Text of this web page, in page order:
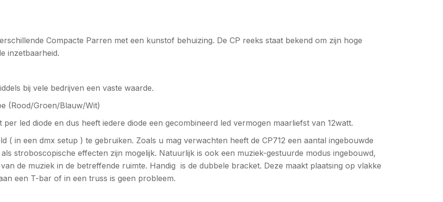
Compacte Parren met een kunstof behuizing. De CP reeks staat bekend om zijn hoge
inzetbaarheid.
bij vele bedrijven een vaste waarde.
(Rood/Groen/Blauw/Wit)
led diode en dus heeft iedere diode een gecombineerd led vermogen maarliefst van 12watt.
( in een dmx setup ) te gebruiken. Zoals u mag verwachten heeft de CP712 een aantal ingebouwde
stroboscopische effecten zijn mogelijk. Natuurlijk is ook een muziek-gestuurde modus ingebouwd,
de muziek in de betreffende ruimte. Handig is de dubbele bracket. Deze maakt plaatsing op vlakke
een T-bar of in een truss is geen probleem.